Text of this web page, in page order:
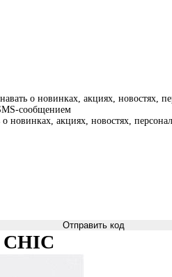
о новинках, акциях, новостях,
сообщением
новинках, акциях, новостях,
Отправить код
CHIC